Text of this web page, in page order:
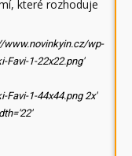
které rozhoduje
www.novinkyin.cz/wp-
1-22x22.png'
1-44x44.png 2x'